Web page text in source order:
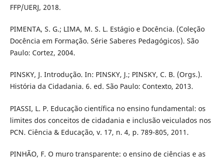
FFP/UERJ, 2018.
PIMENTA, S. G.; LIMA, M. S. L. Estágio e Docência. (Coleção
Docência em Formação. Série Saberes Pedagógicos). São
Paulo: Cortez, 2004.
PINSKY, J. Introdução. In: PINSKY, J.; PINSKY, C. B. (Orgs.).
História da Cidadania. 6. ed. São Paulo: Contexto, 2013.
PIASSI, L. P. Educação científica no ensino fundamental: os
limites dos conceitos de cidadania e inclusão veiculados nos
PCN. Ciência & Educação, v. 17, n. 4, p. 789-805, 2011.
PINHÃO, F. O muro transparente: o ensino de ciências e as